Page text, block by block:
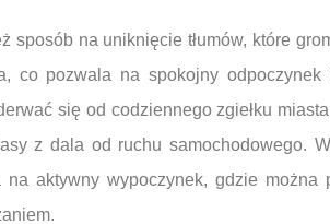
sposób na uniknięcie tłumów, które
co pozwala na spokojny
się od codziennego zgiełku
z dala od ruchu samochodowego.
aktywny wypoczynek, gdzie można